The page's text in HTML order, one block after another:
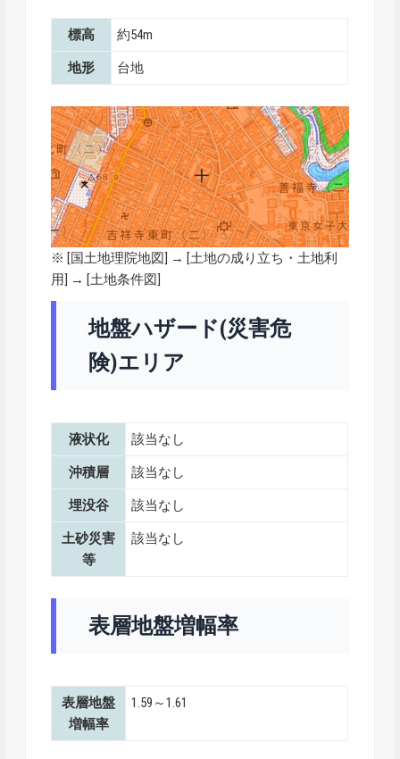
標高 約54m
地形 台地
※ [ 国土地理院地図
] → [土地の成り立ち・土地利
用] → [土地条件図]
地盤ハザード(災害危
険)エリア
液状化 該当なし
沖積層 該当なし
埋没谷 該当なし
土砂災害
等
該当なし
表層地盤増幅率
表層地盤
増幅率
1.59～1.61